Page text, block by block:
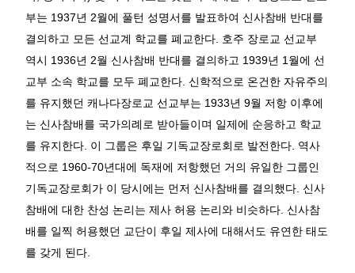
부는 1937년 2월에 풀턴 성명서를 발표하여 신사참배 반대를
결의하고 모든 선교계 학교를 폐교한다. 호주 장로교 선교부
역시 1936년 2월 신사참배 반대를 결의하고 1939년 1월에 선
교부 소속 학교를 모두 폐교한다. 신학적으로 온건한 자유주의
를 유지했던 캐나다장로교 선교부는 1933년 9월 저항 이후에
는 신사참배를 국가의례로 받아들이며 일제에 순응하고 학교
를 유지한다. 이 그룹은 후일 기독교장로회로 발전한다. 역사
적으로 1960-70년대에 독재에 저항했던 거의 유일한 그룹인
기독교장로회가 이 당시에는 먼저 신사참배를 결의했다. 신사
참배에 대한 찬성 논리는 제사 허용 논리와 비슷하다. 신사참
배를 일찍 허용했던 교단이 후일 제사에 대해서도 유연한 태도
를 갖게 된다.